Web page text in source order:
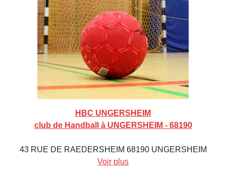
HBC UNGERSHEIM
club de Handball à UNGERSHEIM - 68190
43 RUE DE RAEDERSHEIM 68190 UNGERSHEIM
Voir plus